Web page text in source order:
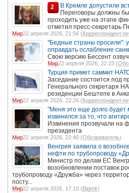
2
В Кремле допустили
Переговоры должны
проходить уже на этапе
отметил пресс-секретарь
Мир22 апреля 2026, 21:56 (
"Бедные страны просили":
оправдать ослабление
Свою версию Бессент
Мир22 апреля 2026, 22:23 (
Турция примет саммит
Заседание состоится под
Генерального секретаря
резиденции Бештепе в
Мир22 апреля 2026, 22:26 (
"Меня это еще долго будет
извинился за то, что
Извинения прозвучали на
президента
Мир22 апреля 2026, 22:40 (Обозреватель)
Венгрия заявила о
нефти по трубопроводу
Министр по делам ЕС
возобновлении поставок
трубопроводу «Дружба» через
посту...
Мир22 апреля 2026, 17:10 (Bigmir)